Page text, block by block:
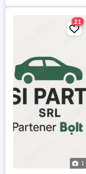
1
21